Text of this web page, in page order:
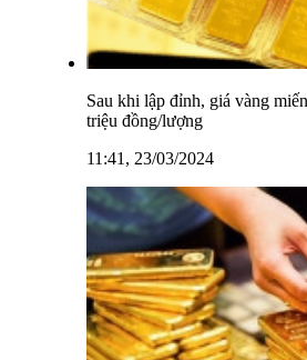
Sau khi lập đỉnh, giá vàng
triệu đồng/lượng
11:41, 23/03/2024